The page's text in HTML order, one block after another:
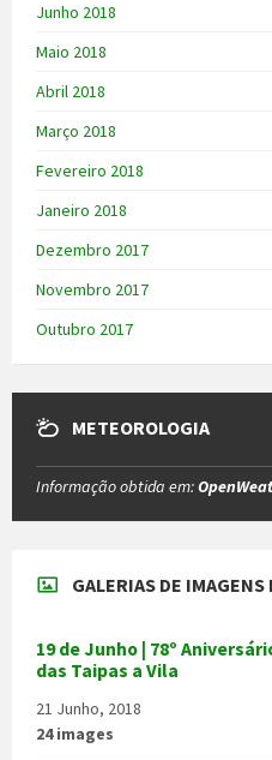
Junho 2018
Maio 2018
Abril 2018
Março 2018
Fevereiro 2018
Janeiro 2018
Dezembro 2017
Novembro 2017
Outubro 2017
METEOROLOGIA
Informação obtida em:
GALERIAS DE IMAGENS
19 de Junho | 78º
das Taipas a Vila
21 Junho, 2018
24 images